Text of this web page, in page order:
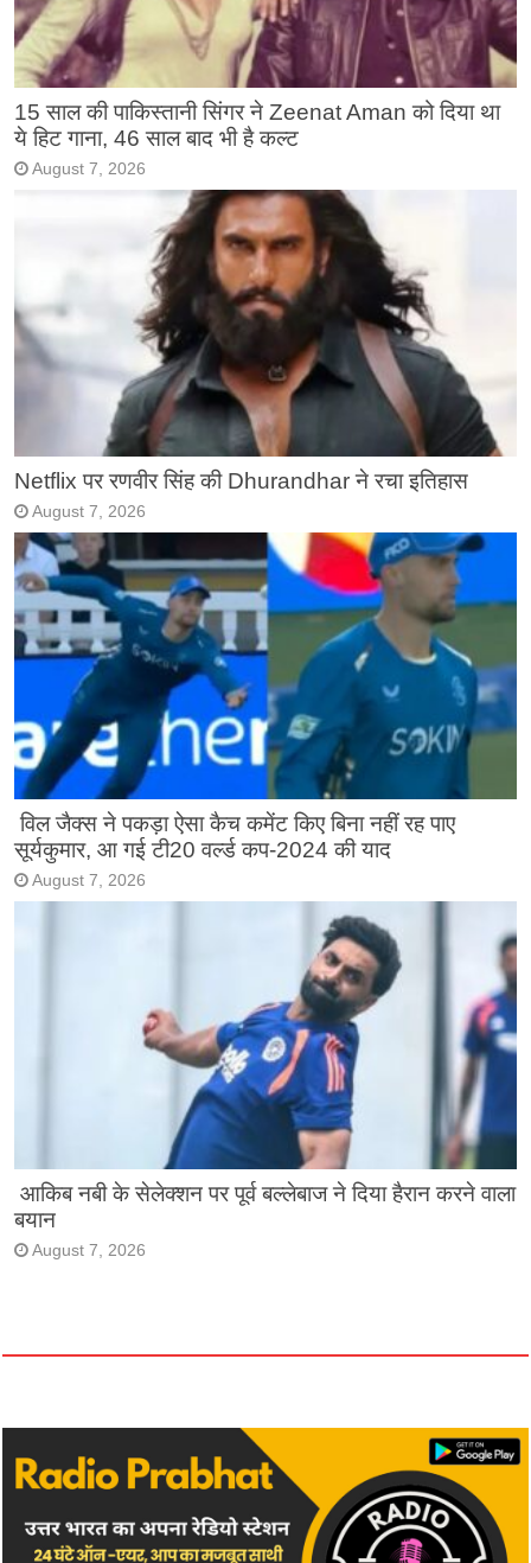
15 साल की पाकिस्तानी सिंगर ने Zeenat Aman को दिया था
ये हिट गाना, 46 साल बाद भी है कल्ट
August 7, 2026
Netflix पर रणवीर सिंह की Dhurandhar ने रचा इतिहास
August 7, 2026
विल जैक्स ने पकड़ा ऐसा कैच कमेंट किए बिना नहीं रह पाए
सूर्यकुमार, आ गई टी20 वर्ल्ड कप-2024 की याद
August 7, 2026
आकिब नबी के सेलेक्शन पर पूर्व बल्लेबाज ने दिया हैरान करने वाला
बयान
August 7, 2026